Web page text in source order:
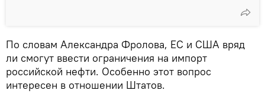
По словам Александра Фролова, ЕС и США вряд
ли смогут ввести ограничения на импорт
российской нефти. Особенно этот вопрос
интересен в отношении Штатов.